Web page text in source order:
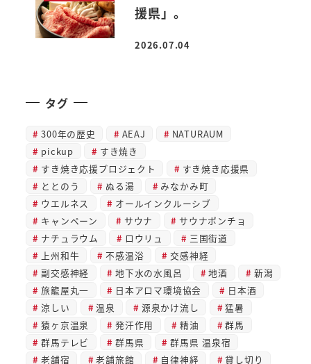
援県」。
投稿日
2026.07.04
タグ
300年の歴史 AEAJ
NATURAUM
pickup
すき焼き
すき焼き応援プロジェクト
すき焼き応援県
ととのう
ぬる湯
みなかみ町
ウエルネス
オールインクルーシブ
キャンペーン
サウナ
サウナポンチョ
ナチュラウム
ロウリュ
三国街道
上州和牛
不感温浴
交感神経
副交感神経
地下水の水風呂 地酒
新潟
旅籠屋丸一
日本アロマ環境協会
日本酒
涼しい
温泉 源泉かけ流し
猛暑
猿ヶ京温泉
発汗作用 精油
群馬
群馬テレビ
群馬県
群馬県 温泉宿
老舗宿
老舗旅館 自律神経
貸し切り